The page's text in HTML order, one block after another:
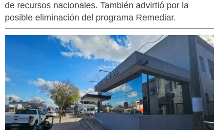
de recursos nacionales. También advirtió por la
posible eliminación del programa Remediar.